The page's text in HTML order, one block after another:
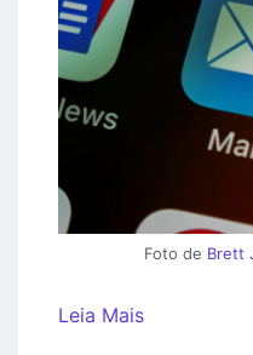
Foto de Brett
Leia Mais